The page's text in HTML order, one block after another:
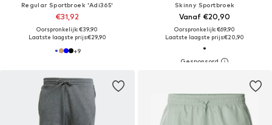
Regular Sportbroek 'Adi365'
€31,92
Oorspronkelijk: €39,90
Laatste laagste prijs:€29,90
+9
Skinny Sportbroek
Vanaf €20,90
Oorspronkelijk: €69,90
Laatste laagste prijs:€20,90